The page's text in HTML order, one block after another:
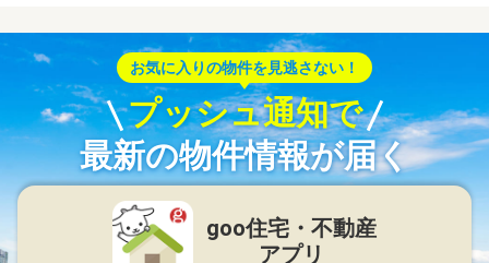
お気に入りの物件を見逃さない！
プッシュ通知で
最新の物件情報が届く
goo住宅・不動産
アプリ